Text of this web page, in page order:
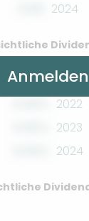
2024
2022
2023
2024
Anmelden